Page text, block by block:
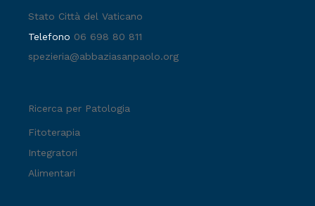
Stato Città del Vaticano
Telefono 06 698 80 811
spezieria@abbaziasanpaolo.org
Ricerca per Patologia
Fitoterapia
Integratori
Alimentari